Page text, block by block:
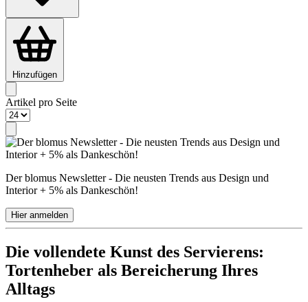
Hinzufügen
Artikel pro Seite
Der blomus Newsletter - Die neusten Trends aus Design und
Interior + 5% als Dankeschön!
Hier anmelden
Die vollendete Kunst des Servierens:
Tortenheber als Bereicherung Ihres
Alltags